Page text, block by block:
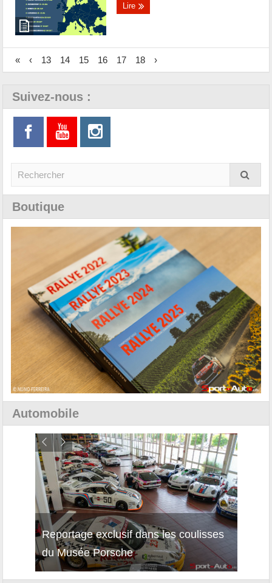
Lire
« ‹ 13 14 15 16 17 18 ›
Suivez-nous :
Boutique
Automobile
Reportage exclusif dans les coulisses
du Musée Porsche
Découverte de la nouvelle Ferrari
12Cilindri Manuale